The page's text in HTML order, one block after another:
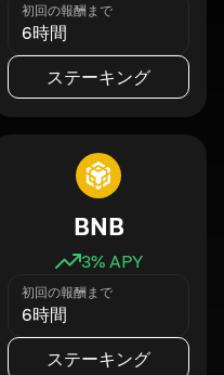
初回の報酬まで
6時間
ステーキング
BNB
3% APY
初回の報酬まで
6時間
ステーキング